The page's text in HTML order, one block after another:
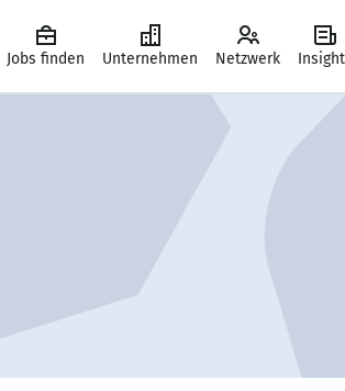
Jobs finden Unternehmen Netzwerk